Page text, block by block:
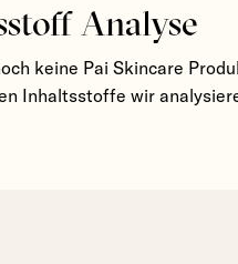
Analyse
keine Pai Skincare
Inhaltsstoffe wir